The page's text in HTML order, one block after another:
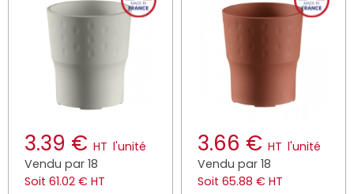
3.39 € HT l'unité
Vendu par 18
Soit 61.02 € HT
3.66 € HT l'unité
Vendu par 18
Soit 65.88 € HT